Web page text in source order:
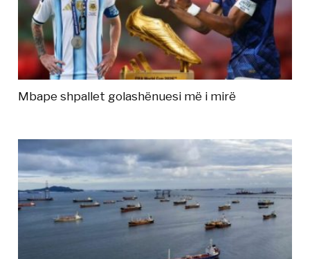
Mbape shpallet golashënuesi më i mirë